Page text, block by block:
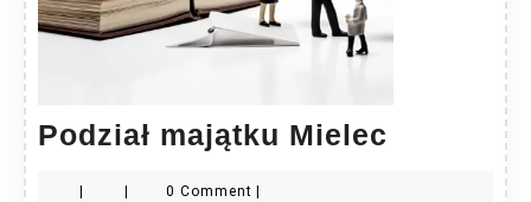
Podział majątku Mielec
majątku
0 Comment